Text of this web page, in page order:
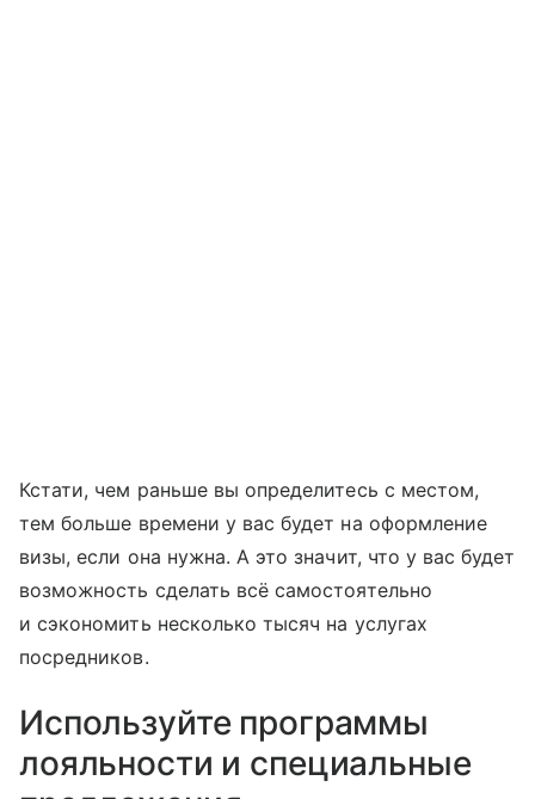
Кстати, чем раньше вы определитесь с местом,
тем больше времени у вас будет на оформление
визы, если она нужна. А это значит, что у вас будет
возможность сделать всё самостоятельно
и сэкономить несколько тысяч на услугах
посредников.
Используйте программы
лояльности и специальные